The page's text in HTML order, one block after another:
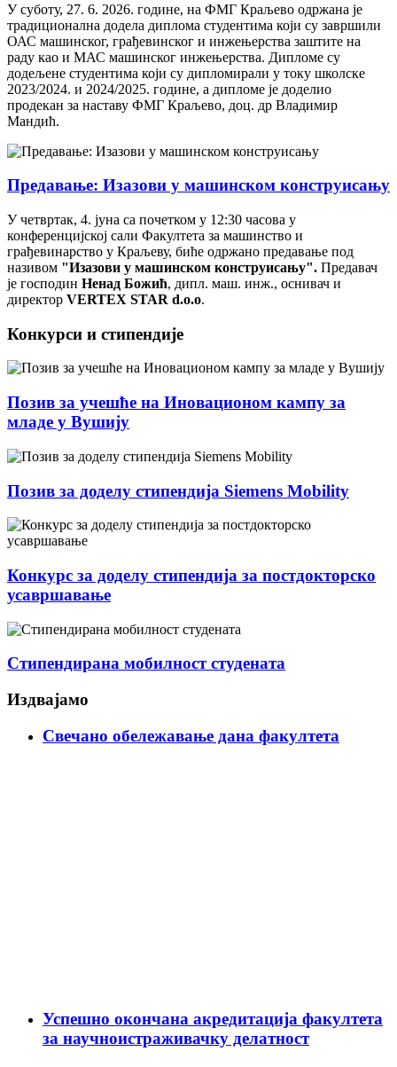
У суботу, 27. 6. 2026. године, на ФМГ Краљево одржана је
традиционална додела диплома студентима који су завршили
ОАС машинског, грађевинског и инжењерства заштите на
раду као и МАС машинског инжењерства. Дипломе су
додељене студентима који су дипломирали у току школске
2023/2024. и 2024/2025. године, а дипломе је доделио
продекан за наставу ФМГ Краљево, доц. др Владимир
Мандић.
Предавање: Изазови у машинском конструисању
У четвртак, 4. јуна са почетком у 12:30 часова у
конференцијској сали Факултета за машинство и
грађевинарство у Краљеву, биће одржано предавање под
називом "Изазови у машинском конструисању". Предавач
је господин Ненад Божић, дипл. маш. инж., оснивач и
директор VERTEX STAR d.o.o.
Конкурси и стипендије
Позив за учешће на Иновационом кампу за
младе у Вушију
Позив за доделу стипендија Siemens Mobility
Конкурс за доделу стипендија за постдокторско
усавршавање
Стипендирана мобилност студената
Издвајамо
Свечано обележавање дана факултета
Успешно окончана акредитација факултета
за научноистраживачку делатност